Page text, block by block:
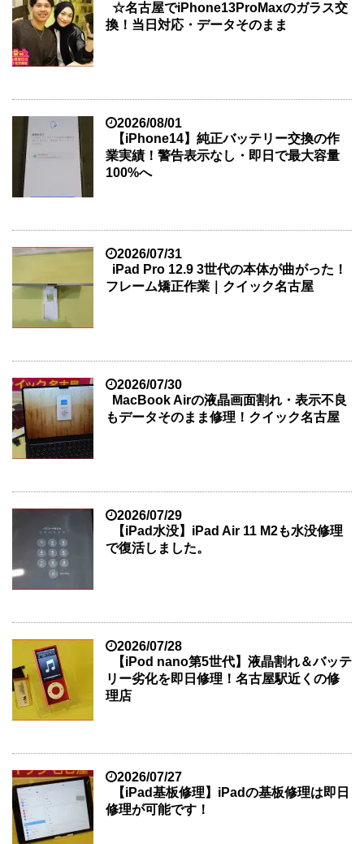
☆名古屋でiPhone13ProMaxのガラス交
換！当日対応・データそのまま
2026/08/01
【iPhone14】純正バッテリー交換の作
業実績！警告表示なし・即日で最大容量
100%へ
2026/07/31
iPad Pro 12.9 3世代の本体が曲がった！
フレーム矯正作業｜クイック名古屋
2026/07/30
MacBook Airの液晶画面割れ・表示不良
もデータそのまま修理！クイック名古屋
2026/07/29
【iPad水没】iPad Air 11 M2も水没修理
で復活しました。
2026/07/28
【iPod nano第5世代】液晶割れ＆バッテ
リー劣化を即日修理！名古屋駅近くの修
理店
2026/07/27
【iPad基板修理】iPadの基板修理は即日
修理が可能です！